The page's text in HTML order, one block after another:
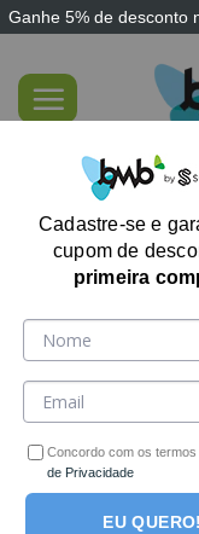
Ganhe 5% de desconto
content
Brinquedo
para Apertar
Cadastre-se e
cupom de
primeira
Concordo com os termos
de Privacidade
EU QUERO!